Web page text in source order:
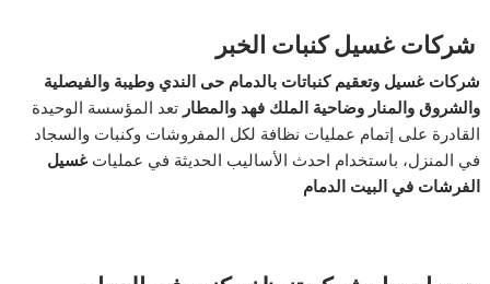
شركات غسيل كنبات الخبر
شركات غسيل وتعقيم كنباتات بالدمام حى الندي وطيبة والفيصلية
والشروق والمنار وضاحية الملك فهد والمطارتعد المؤسسة الوحيدة
القادرة على إتمام عمليات نظافة لكل المفروشات وكنبات والسجاد
في المنزل، باستخدام احدث الأساليب الحديثة في عملياتغسيل
الفرشات في البيت الدمام